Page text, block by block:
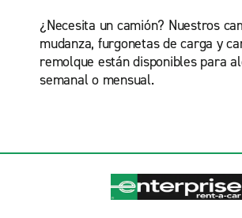
¿Necesita un camión? Nuestros
mudanza, furgonetas de carga y
remolque están disponibles para
semanal o mensual.